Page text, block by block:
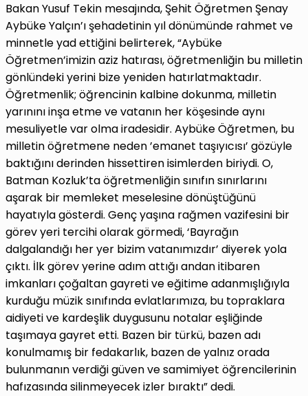
Bakan Yusuf Tekin mesajında, Şehit Öğretmen Şenay
Aybüke Yalçın’ı şehadetinin yıl dönümünde rahmet ve
minnetle yad ettiğini belirterek, “Aybüke
Öğretmen’imizin aziz hatırası, öğretmenliğin bu milletin
gönlündeki yerini bize yeniden hatırlatmaktadır.
Öğretmenlik; öğrencinin kalbine dokunma, milletin
yarınını inşa etme ve vatanın her köşesinde aynı
mesuliyetle var olma iradesidir. Aybüke Öğretmen, bu
milletin öğretmene neden ’emanet taşıyıcısı’ gözüyle
baktığını derinden hissettiren isimlerden biriydi. O,
Batman Kozluk’ta öğretmenliğin sınıfın sınırlarını
aşarak bir memleket meselesine dönüştüğünü
hayatıyla gösterdi. Genç yaşına rağmen vazifesini bir
görev yeri tercihi olarak görmedi, ‘Bayrağın
dalgalandığı her yer bizim vatanımızdır’ diyerek yola
çıktı. İlk görev yerine adım attığı andan itibaren
imkanları çoğaltan gayreti ve eğitime adanmışlığıyla
kurduğu müzik sınıfında evlatlarımıza, bu topraklara
aidiyeti ve kardeşlik duygusunu notalar eşliğinde
taşımaya gayret etti. Bazen bir türkü, bazen adı
konulmamış bir fedakarlık, bazen de yalnız orada
bulunmanın verdiği güven ve samimiyet öğrencilerinin
hafızasında silinmeyecek izler bıraktı” dedi.